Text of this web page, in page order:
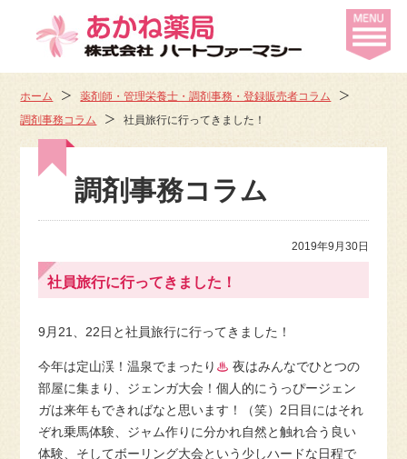
ホーム
薬剤師・管理栄養士・調剤事務・登録販売者コラム
調剤事務コラム
社員旅行に行ってきました！
調剤事務コラム
2019年9月30日
社員旅行に行ってきました！
9月21、22日と社員旅行に行ってきました！
今年は定山渓！温泉でまったり ♨ 夜はみんなでひとつの
部屋に集まり、ジェンガ大会！個人的にうっぴージェン
ガは来年もできればなと思います！（笑）2日目にはそれ
ぞれ乗馬体験、ジャム作りに分かれ自然と触れ合う良い
体験、そしてボーリング大会という少しハードな日程で